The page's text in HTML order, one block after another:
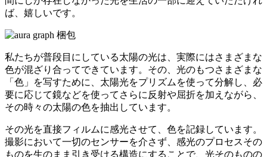
ば、嬉しいです。
私たちが普段目にしている太陽の光は、実際にはさまざまな
色が混ざり合ってできています。その、光のもつさまざまな
「色」を写すために、太陽光をプリズムを使って分解し、必
要に応じて鏡などを使ってさらに反射や屈折を加えながら、
その時々の太陽の色を抽出しています。
その光を直接フィルムに感光させて、色を記録しています。
撮影において一切のセンサーを介さず、感光のプロセスその
ものを生のまま引き受ける構造にすることで、光そのものの